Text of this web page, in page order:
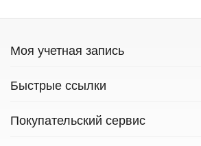
Моя учетная запись
Быстрые ссылки
Покупательский сервис